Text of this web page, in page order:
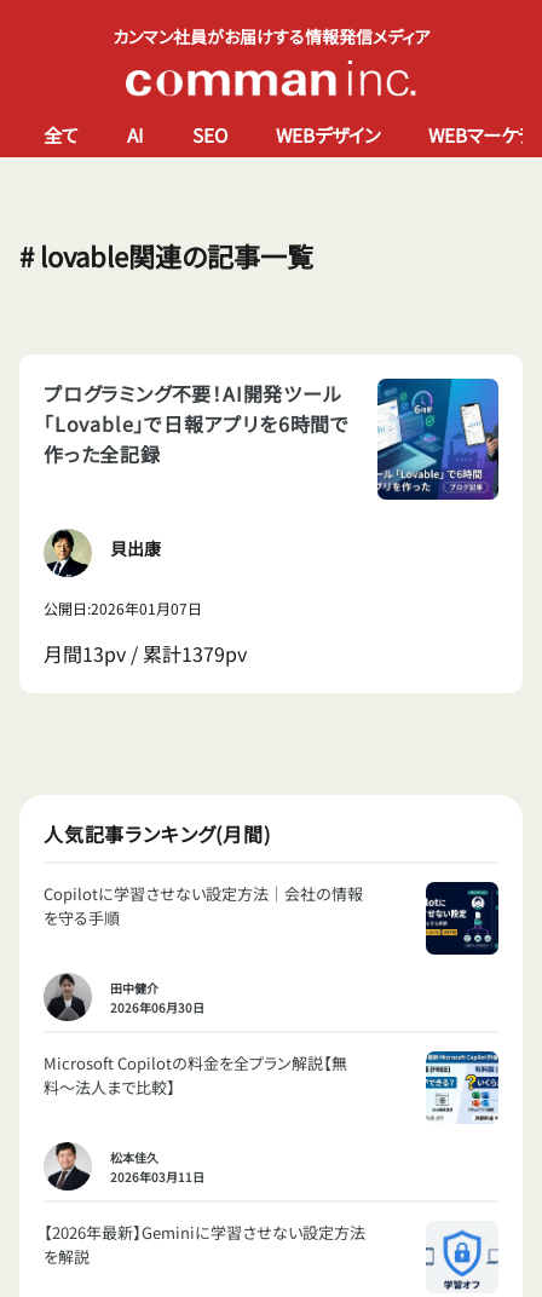
カンマン社員がお届けする情報発信メディア
全て AI SEO WEBデザイン WEBマーケテ
# lovable関連の記事一覧
プログラミング不要！AI開発ツール
「Lovable」で日報アプリを6時間で
作った全記録
貝出康
公開日:2026年01月07日
月間13pv / 累計1379pv
人気記事ランキング(月間)
Copilotに学習させない設定方法｜会社の情報
を守る手順
田中健介
2026年06月30日
Microsoft Copilotの料金を全プラン解説【無
料〜法人まで比較】
松本佳久
2026年03月11日
【2026年最新】Geminiに学習させない設定方法
を解説